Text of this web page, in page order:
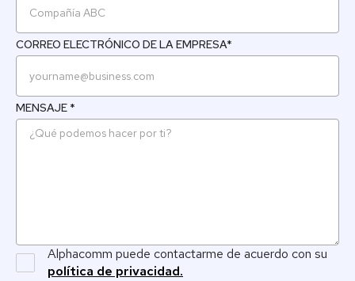
CORREO ELECTRÓNICO DE LA EMPRESA*
MENSAJE *
Alphacomm puede contactarme de acuerdo con su
política de privacidad.